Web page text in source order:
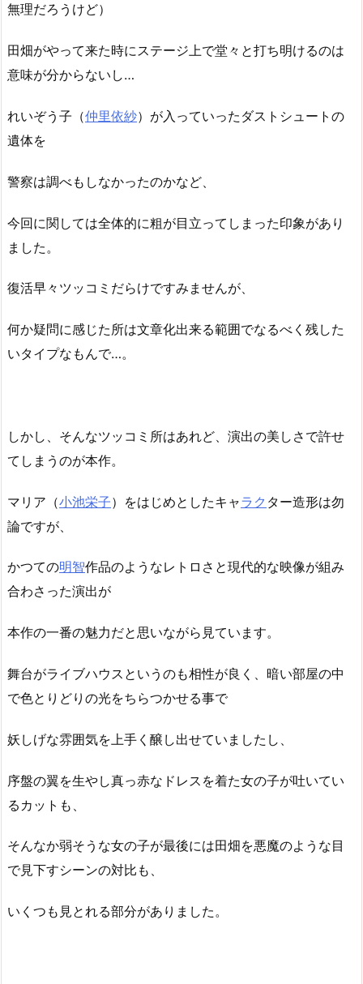
無理だろうけど）
田畑がやって来た時にステージ上で堂々と打ち明けるのは
意味が分からないし…
れいぞう子（仲里依紗）が入っていったダストシュートの
遺体を
警察は調べもしなかったのかなど、
今回に関しては全体的に粗が目立ってしまった印象があり
ました。
復活早々ツッコミだらけですみませんが、
何か疑問に感じた所は文章化出来る範囲でなるべく残した
いタイプなもんで…。
しかし、そんなツッコミ所はあれど、演出の美しさで許せ
てしまうのが本作。
マリア（小池栄子）をはじめとしたキャラク ター造形は勿
論ですが、
かつての明智作品のようなレトロさと現代的な映像が組み
合わさった演出が
本作の一番の魅力だと思いながら見ています。
舞台がライブハウスというのも相性が良く、暗い部屋の中
で色とりどりの光をちらつかせる事で
妖しげな雰囲気を上手く醸し出せていましたし、
序盤の翼を生やし真っ赤なドレスを着た女の子が吐いてい
るカットも、
そんなか弱そうな女の子が最後には田畑を悪魔のような目
で見下すシーンの対比も、
いくつも見とれる部分がありました。